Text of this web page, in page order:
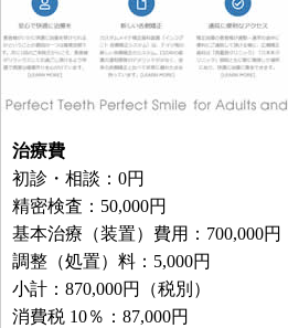
治療費
初診・相談：0円
精密検査：50,000円
基本治療（装置）費用：700,000円
調整（処置）料：5,000円
小計：870,000円（税別）
消費税 10％：87,000円